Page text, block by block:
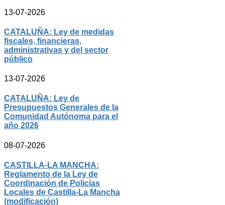
13-07-2026
CATALUÑA: Ley de medidas
fiscales, financieras,
administrativas y del sector
público
13-07-2026
CATALUÑA: Ley de
Presupuestos Generales de la
Comunidad Autónoma para el
año 2026
08-07-2026
CASTILLA-LA MANCHA:
Reglamento de la Ley de
Coordinación de Policías
Locales de Castilla-La Mancha
(modificación)